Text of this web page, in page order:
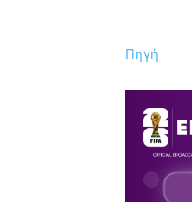
Πηγή